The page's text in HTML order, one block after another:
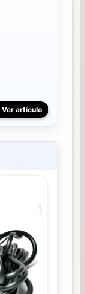
Ver artículo